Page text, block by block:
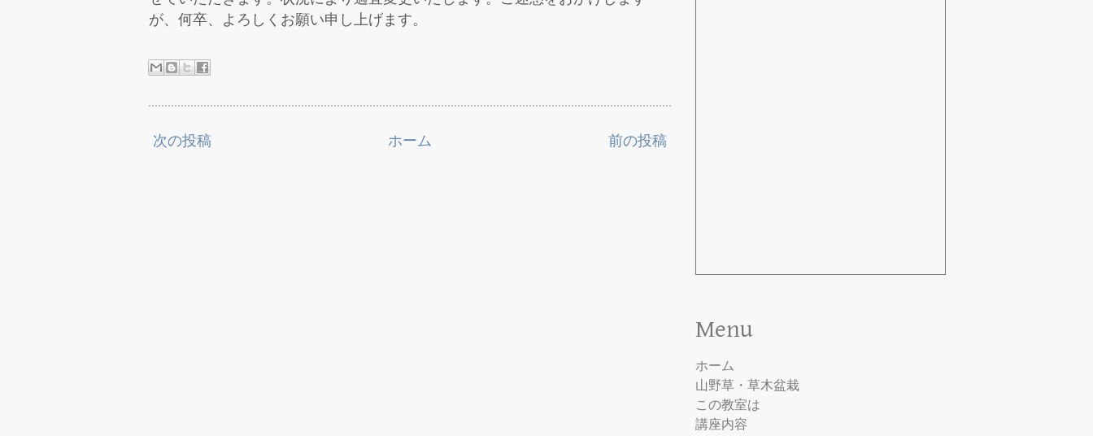
が、何卒、よろしくお願い申し上げます。
次の投稿 前の投稿
ホーム
Menu
ホーム
山野草・草木盆栽
この教室は
講座内容